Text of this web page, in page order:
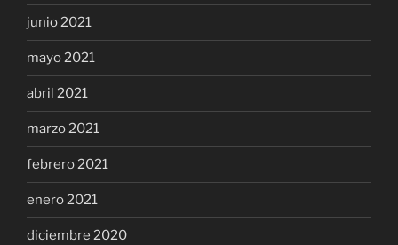
junio 2021
mayo 2021
abril 2021
marzo 2021
febrero 2021
enero 2021
diciembre 2020